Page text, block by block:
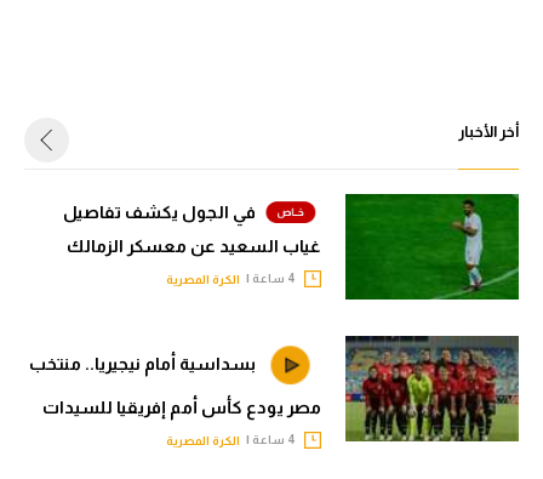
أخر الأخبار
في الجول يكشف تفاصيل
غياب السعيد عن معسكر الزمالك
الكرة المصرية
بسداسية أمام نيجيريا.. منتخب
مصر يودع كأس أمم إفريقيا للسيدات
الكرة المصرية